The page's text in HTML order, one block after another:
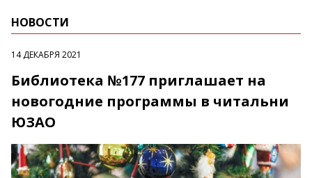
НОВОСТИ
14 ДЕКАБРЯ 2021
Библиотека №177 приглашает на
новогодние программы в читальни
ЮЗАО